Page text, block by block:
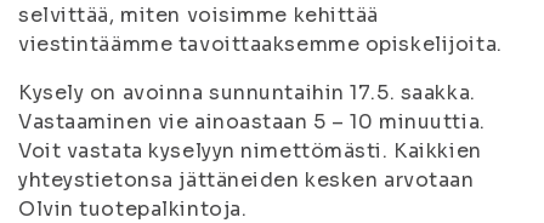
selvittää, miten voisimme kehittää
viestintäämme tavoittaaksemme opiskelijoita.
Kysely on avoinna sunnuntaihin 17.5. saakka.
Vastaaminen vie ainoastaan 5 – 10 minuuttia.
Voit vastata kyselyyn nimettömästi. Kaikkien
yhteystietonsa jättäneiden kesken arvotaan
Olvin tuotepalkintoja.